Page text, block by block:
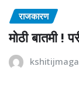
राजकारण
मोठी बातमी !